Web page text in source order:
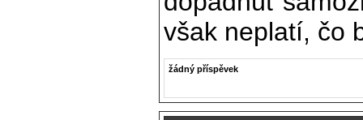
však neplatí, čo
žádný příspěvek